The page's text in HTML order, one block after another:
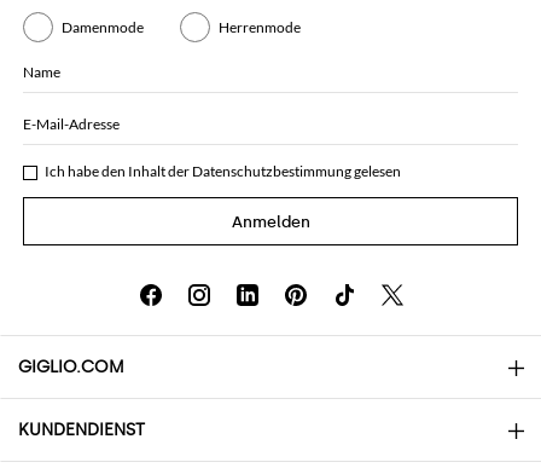
Damenmode Herrenmode
Name
E-Mail-Adresse
Ich habe den Inhalt der Datenschutzbestimmunggelesen
Anmelden
GIGLIO.COM
Über uns
KUNDENDIENST